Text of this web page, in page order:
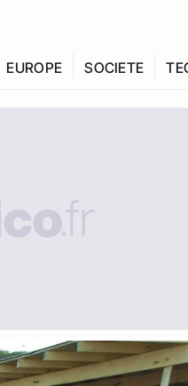
EUROPE SOCIETE